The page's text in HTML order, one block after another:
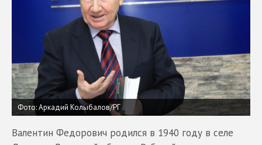
Фото: Аркадий Колыбалов/РГ
Валентин Федорович родился в 1940 году в селе